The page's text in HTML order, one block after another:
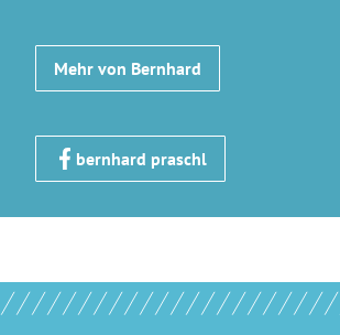
Mehr von Bernhard
bernhard praschl